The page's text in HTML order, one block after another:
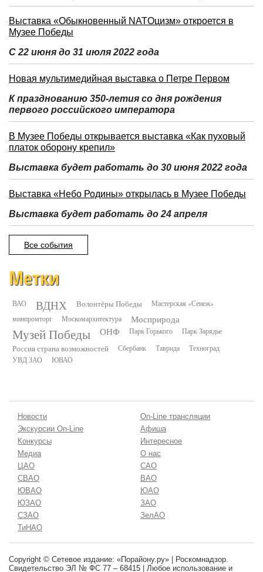
Выставка «Обыкновенный NATOцизм» откроется в
Музее Победы
С 22 июня до 31 июля 2022 года
Новая мультимедийная выставка о Петре Первом
К празднованию 350-летия со дня рождения
первого российского императора
В Музее Победы открывается выставка «Как пуховый
платок оборону крепил»
Выставка будет работать до 30 июня 2022 года
Выставка «Небо Родины» открылась в Музее Победы
Выставка будет работать до 24 апреля
Все события
Метки
ВАО ВДНХ Волонтёры Победы
Мастерская «Сенеж»
минпромторг
Москомархитектура Мосприрода
Музей Победы ОНФ Парк Горького Парк Зарядье
Россия страна возможностей Сбербанк Таврида
Техноград
УВД ЗАО
ЮВАО
Новости
On-Line трансляции
Экскурсии On-Line
Афиша
Конкурсы
Интересное
Медиа
О нас
ЦАО
САО
СВАО
ВАО
ЮВАО
ЮАО
ЮЗАО
ЗАО
СЗАО
ЗелАО
ТиНАО
Copyright © Сетевое издание: «Порайону.ру» | Роскомнадзор.
Свидетельство ЭЛ № ФС 77 – 68415 | Любое использование и